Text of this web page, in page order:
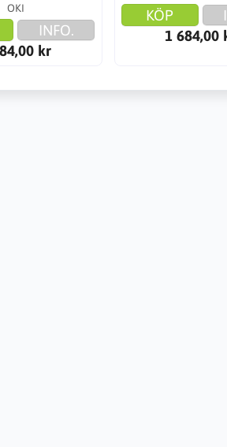
OKI
INFO.
kr
KÖP
1 684,00